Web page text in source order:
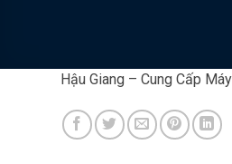
Hậu Giang – Cung Cấp